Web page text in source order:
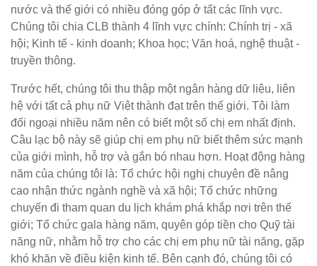
nước và thế giới có nhiều đóng góp ở tất các lĩnh vực.
Chúng tôi chia CLB thành 4 lĩnh vực chính: Chính trị - xã
hội; Kinh tế - kinh doanh; Khoa học; Văn hoá, nghệ thuật -
truyền thông.
Trước hết, chúng tôi thu thập một ngân hàng dữ liệu, liên
hệ với tất cả phụ nữ Việt thành đạt trên thế giới. Tôi làm
đối ngoại nhiều năm nên có biết một số chị em nhất định.
Câu lạc bộ này sẽ giúp chị em phụ nữ biết thêm sức mạnh
của giới mình, hỗ trợ và gắn bó nhau hơn. Hoạt động hàng
năm của chúng tôi là: Tổ chức hội nghị chuyên đề nâng
cao nhận thức ngành nghề và xã hội; Tổ chức những
chuyến đi tham quan du lịch khám phá khắp nơi trên thế
giới; Tổ chức gala hàng năm, quyên góp tiền cho Quỹ tài
năng nữ, nhằm hỗ trợ cho các chị em phụ nữ tài năng, gặp
khó khăn về điều kiện kinh tế. Bên cạnh đó, chúng tôi có